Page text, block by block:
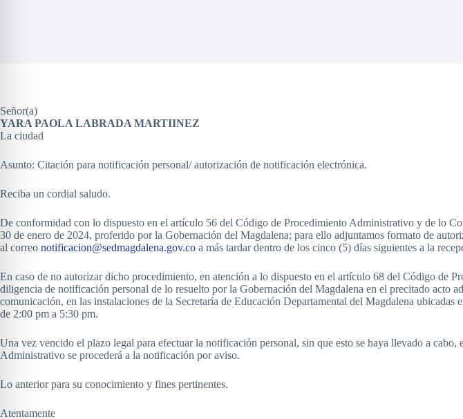
Señor(a)
YARA PAOLA LABRADA MARTIINEZ
La ciudad
Asunto: Citación para notificación personal/ autorización de notificación electrónica.
Reciba un cordial saludo.
De conformidad con lo dispuesto en el artículo 56 del Código de Procedimiento Administrativo y de lo
30 de enero de 2024, proferido por la Gobernación del Magdalena; para ello adjuntamos formato de
al correo notificacion@sedmagdalena.gov.co a más tardar dentro de los cinco (5) días siguientes a la
En caso de no autorizar dicho procedimiento, en atención a lo dispuesto en el artículo 68 del Código
diligencia de notificación personal de lo resuelto por la Gobernación del Magdalena en el precitado acto
comunicación, en las instalaciones de la Secretaría de Educación Departamental del Magdalena
de 2:00 pm a 5:30 pm.
Una vez vencido el plazo legal para efectuar la notificación personal, sin que esto se haya llevado a
Administrativo se procederá a la notificación por aviso.
Lo anterior para su conocimiento y fines pertinentes.
Atentamente